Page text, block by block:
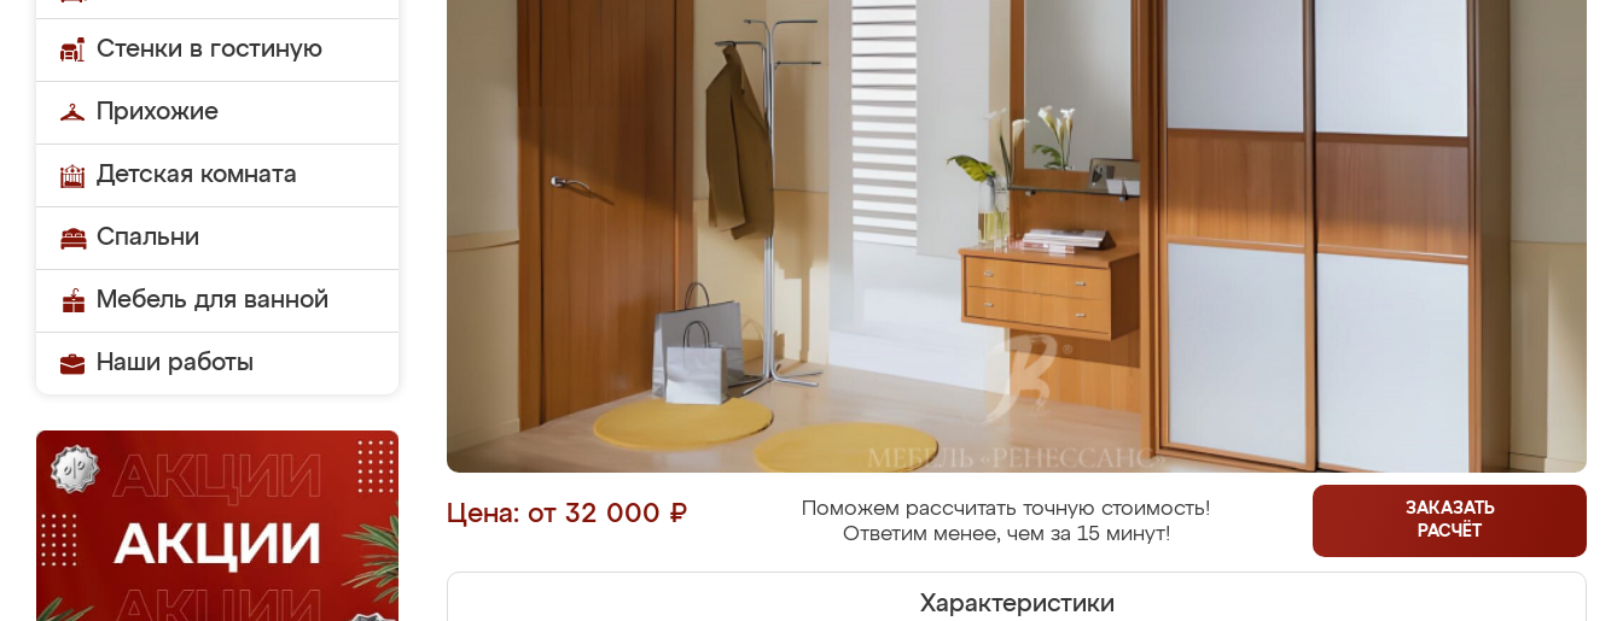
Стенки в гостиную
Прихожие
Детская комната
Спальни
Мебель для ванной
Наши работы
Цена: от 32 000 ₽
Поможем рассчитать точную стоимость!
Ответим менее, чем за 15 минут!
ЗАКАЗАТЬ
РАСЧЁТ
Характеристики